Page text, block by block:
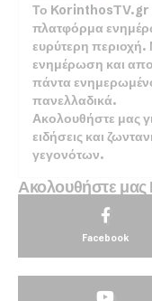
Το KorinthosTV.gr
πλατφόρμα
ευρύτερη
ενημέρωση και
πάντα
πανελλαδικά.
Ακολουθήστε μας
ειδήσεις και
γεγονότων.
Ακολουθήστε
Facebook